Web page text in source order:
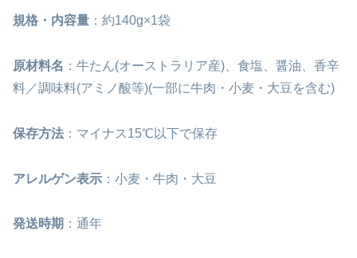
規格・内容量 ：約140g×1袋
原材料名 ：牛たん(オーストラリア産)、食塩、醤油、香辛
料／調味料(アミノ酸等)(一部に牛肉・小麦・大豆を含む)
保存方法 ：マイナス15℃以下で保存
アレルゲン表示 ：小麦・牛肉・大豆
発送時期 ：通年